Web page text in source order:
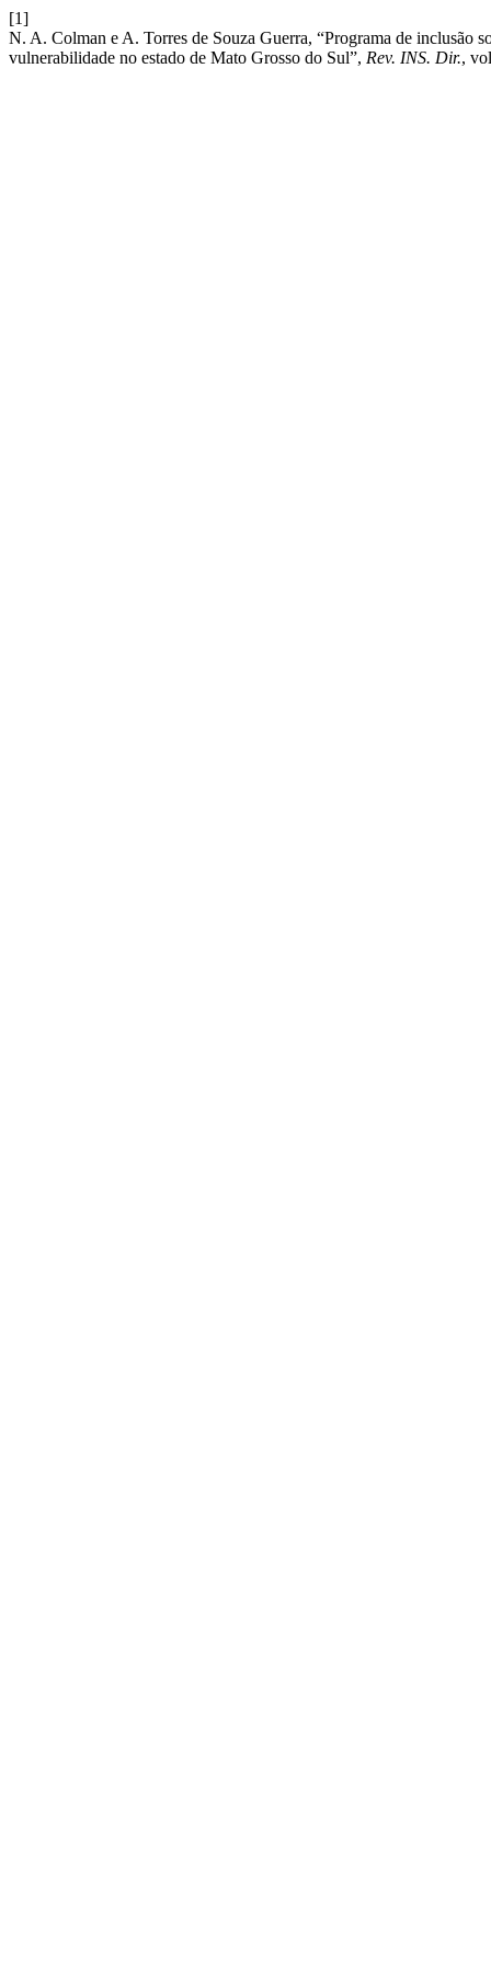
[1]
N. A. Colman e A. Torres de Souza Guerra, “Programa de inclusão
vulnerabilidade no estado de Mato Grosso do Sul”, Rev. INS. Dir.,